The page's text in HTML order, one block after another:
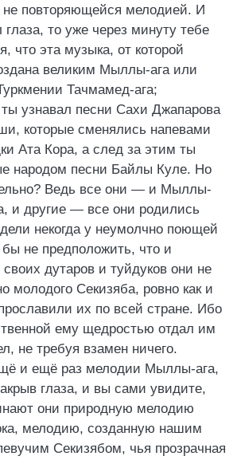
повторяющейся мелодией. И
то уже через минуту тебе
что эта музыка, от которой
великим Мыллы-ага или
Тачмамед-ага;
узнавал песни Сахи Джапарова
которые сменялись напевами
Ата Кора, а след за этим ты
народом песни Байлы Куле. Но
Ведь все они — и Мыллы-
и другие — все они родились
некогда у неумолчно поющей
не предположить, что и
дутаров и туйдуков они не
молодого Секизяба, ровно как и
их по всей стране. Ибо
ему щедростью отдал им
не требуя взамен ничего.
и ещё раз мелодии Мыллы-ага,
глаза, и вы сами увидите,
они природную мелодию
мелодию, созданную нашим
Секизябом, чья прозрачная